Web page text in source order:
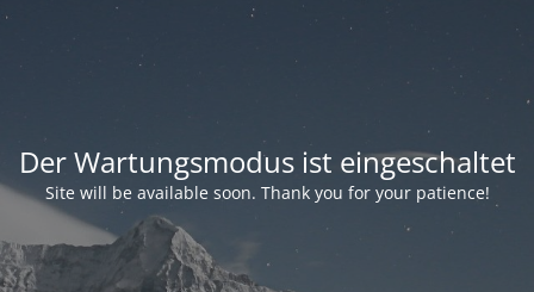
Der Wartungsmodus ist eingeschaltet
Site will be available soon. Thank you for your patience!